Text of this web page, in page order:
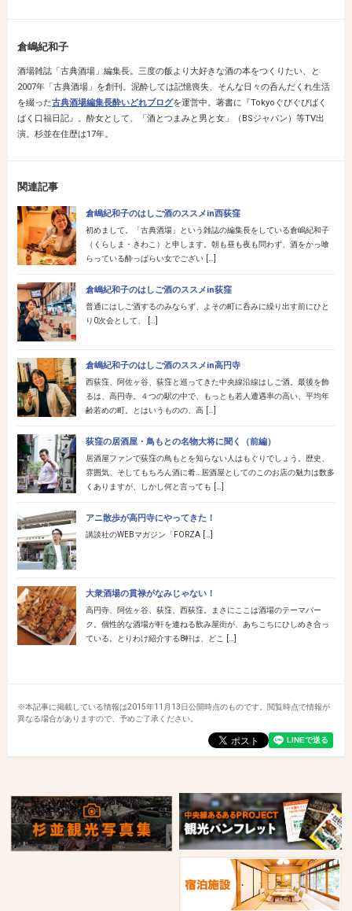
倉嶋紀和子
酒場雑誌「古典酒場」編集長。三度の飯より大好きな酒の本をつくりたい、と
2007年「古典酒場」を創刊。泥酔しては記憶喪失、そんな日々の呑んだくれ生活
を綴った古典酒場編集長酔いどれブログを運営中。著書に『Tokyoぐびぐびばく
ばく口福日記』。酔女として、「酒とつまみと男と女」（BSジャパン）等TV出
演。杉並在住歴は17年。
関連記事
倉嶋紀和子のはしご酒のススメin西荻窪
初めまして。「古典酒場」という雑誌の編集長をしている倉嶋紀和子
（くらしま・きわこ）と申します。朝も昼も夜も問わず、酒をかっ喰
らっている酔っぱらい女でござい […]
倉嶋紀和子のはしご酒のススメin荻窪
普通にはしご酒するのみならず、よその町に呑みに繰り出す前にひと
り0次会として、 […]
倉嶋紀和子のはしご酒のススメin高円寺
西荻窪、阿佐ヶ谷、荻窪と巡ってきた中央線沿線はしご酒。最後を飾
るは、高円寺。４つの駅の中で、もっとも若人遭遇率の高い、平均年
齢若めの町。とはいうものの、高 […]
荻窪の居酒屋・鳥もとの名物大将に聞く（前編）
居酒屋ファンで荻窪の鳥もとを知らない人はもぐりでしょう。歴史、
雰囲気、そしてもちろん酒に肴…居酒屋としてのこのお店の魅力は数多
くありますが、しかし何と言っても […]
アニ散歩が高円寺にやってきた！
講談社のWEBマガジン「FORZA […]
大衆酒場の貫禄がなみじゃない！
高円寺、阿佐ヶ谷、荻窪、西荻窪。まさにここは酒場のテーマパー
ク。個性的な酒場が軒を連ねる飲み屋街が、あちこちにひしめき合っ
ている。とりわけ紹介する8軒は、どこ […]
※本記事に掲載している情報は2015年11月13日公開時点のものです。閲覧時点で情報が
異なる場合がありますので、予めご了承ください。